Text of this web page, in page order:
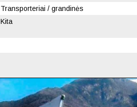
Transporteriai / grandinės
Kita